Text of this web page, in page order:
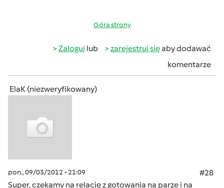
Góra strony
Zaloguj lub zarejestruj sięaby dodawać
komentarze
ElaK (niezweryfikowany)
pon., 09/03/2012 - 21:09
#28
Super, czekamy na relację z gotowania na parze i na